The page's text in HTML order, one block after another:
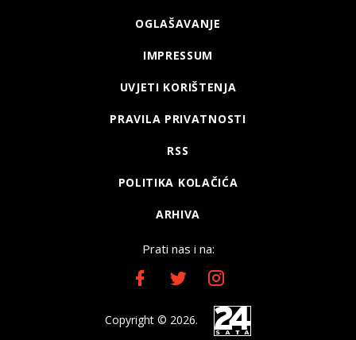
OGLAŠAVANJE
IMPRESSUM
UVJETI KORIŠTENJA
PRAVILA PRIVATNOSTI
RSS
POLITIKA KOLAČIĆA
ARHIVA
Prati nas i na:
Copyright © 2026.